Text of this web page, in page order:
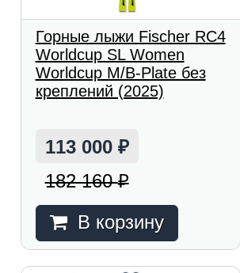
Горные лыжи Fischer RC4
Worldcup SL Women
Worldcup M/B-Plate без
креплений (2025)
113 000 ₽
182 160₽
В корзину